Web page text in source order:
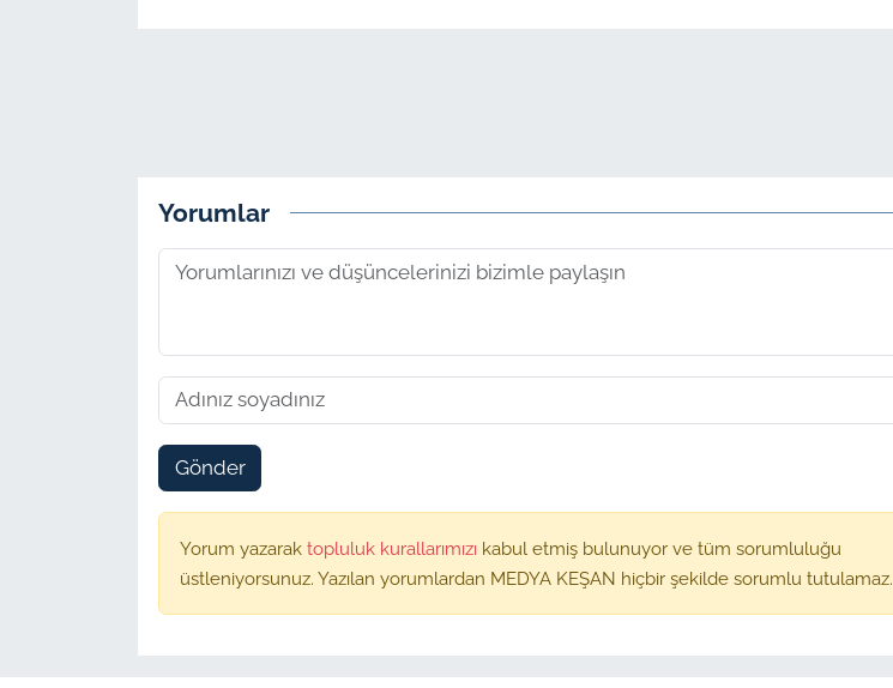
Yorumlar
Gönder
Yorum yazarak topluluk kurallarımızı kabul etmiş bulunuyor ve tüm sorumluluğu
üstleniyorsunuz. Yazılan yorumlardan MEDYA KEŞAN hiçbir şekilde sorumlu tutulamaz.